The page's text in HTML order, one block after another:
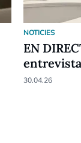
NOTICIES
EN
30.04.26